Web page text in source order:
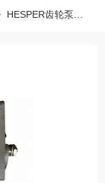
HESPER齿轮泵